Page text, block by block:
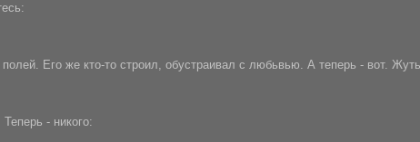
Его же кто-то строил, обустраивал с любьвью. А теперь - вот.
- никого: